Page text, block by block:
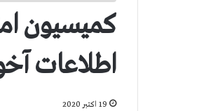
کمیسیون
اطلاعات
19 اکتبر 2020